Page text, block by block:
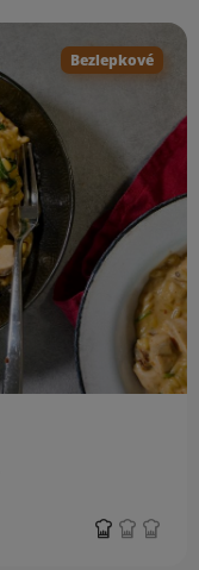
Bezlepkové